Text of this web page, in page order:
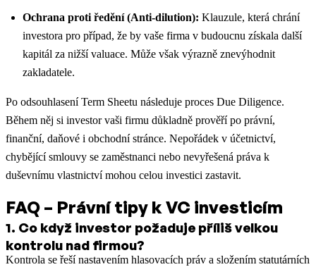
Ochrana proti ředění (Anti-dilution): Klauzule, která chrání
investora pro případ, že by vaše firma v budoucnu získala další
kapitál za nižší valuace. Může však výrazně znevýhodnit
zakladatele.
Po odsouhlasení Term Sheetu následuje proces Due Diligence.
Během něj si investor vaši firmu důkladně prověří po právní,
finanční, daňové i obchodní stránce. Nepořádek v účetnictví,
chybějící smlouvy se zaměstnanci nebo nevyřešená práva k
duševnímu vlastnictví mohou celou investici zastavit.
FAQ – Právní tipy k VC investicím
1. Co když investor požaduje příliš velkou
kontrolu nad firmou?
Kontrola se řeší nastavením hlasovacích práv a složením statutárních